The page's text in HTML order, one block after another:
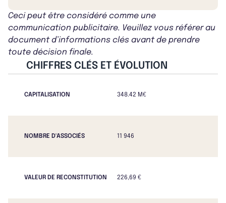
Ceci peut être considéré comme une
communication publicitaire. Veuillez vous référer au
document d’informations clés avant de prendre
toute décision finale.
CHIFFRES CLÉS ET ÉVOLUTION
CAPITALISATION 348.42 M€
NOMBRE D'ASSOCIÉS 11 946
VALEUR DE RECONSTITUTION 226,69 €